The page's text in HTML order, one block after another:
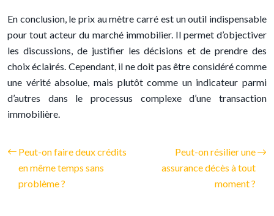
En conclusion, le prix au mètre carré est un outil indispensable
pour tout acteur du marché immobilier. Il permet d’objectiver
les discussions, de justifier les décisions et de prendre des
choix éclairés. Cependant, il ne doit pas être considéré comme
une vérité absolue, mais plutôt comme un indicateur parmi
d’autres dans le processus complexe d’une transaction
immobilière.
Peut-on faire deux crédits
en même temps sans
problème ?
Peut-on résilier une
assurance décès à tout
moment ?